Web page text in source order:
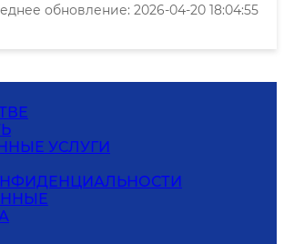
обновление: 2026-04-20 18:04:55
УСЛУГИ